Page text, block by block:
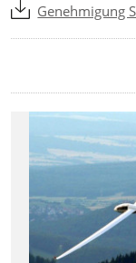
Genehmigung